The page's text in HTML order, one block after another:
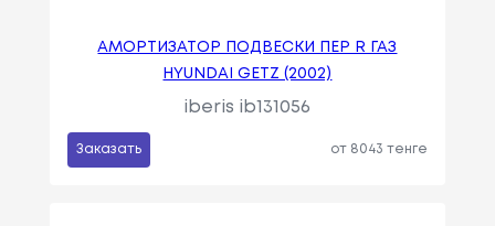
АМОРТИЗАТОР ПОДВЕСКИ ПЕР R ГАЗ
HYUNDAI GETZ (2002)
iberis ib131056
Заказать от 8043 тенге